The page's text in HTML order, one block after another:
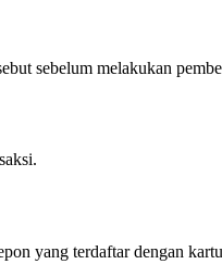
sebelum melakukan
yang terdaftar dengan